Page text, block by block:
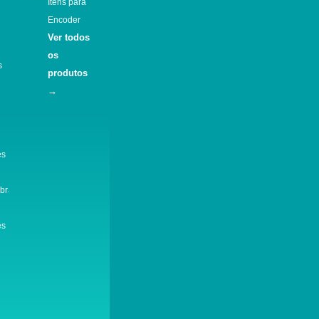
Itens para
Encoder
Ver todos
os
produtos
→